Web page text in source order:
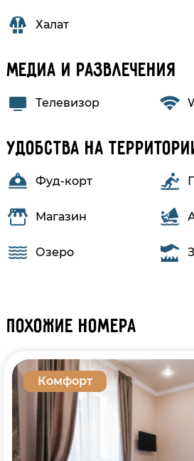
Халат
Медиа и развлечения
Телевизор
Удобства на
Фуд-корт
Магазин
Озеро
Похожие номера
Комфорт